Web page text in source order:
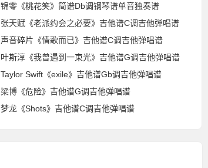
锦零《桃花笑》简谱Db调钢琴谱单音独奏谱
张天赋《老派约会之必要》吉他谱C调吉他弹唱谱
声音碎片《情歌而已》吉他谱C调吉他弹唱谱
叶斯淳《我曾遇到一束光》吉他谱G调吉他弹唱谱
Taylor Swift《exile》吉他谱Gb调吉他弹唱谱
梁博《危险》吉他谱G调吉他弹唱谱
梦龙《Shots》吉他谱C调吉他弹唱谱